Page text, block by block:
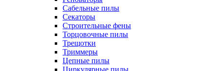
Сабельные пилы
Секаторы
Строительные фены
Торцовочные пилы
Трещотки
Триммеры
Цепные пилы
Циркулярные пилы